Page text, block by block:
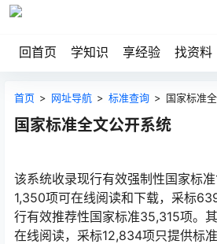
回首页 学知识 享经验 找资料
首页 > 网址导航 > 标准查询 > 国家标准
国家标准全文公开系统
该系统收录现行有效强制性国家标
1,350项可在线阅读和下载，采标
行有效推荐性国家标准35,315项。
在线阅读，采标12,834项只提供标准